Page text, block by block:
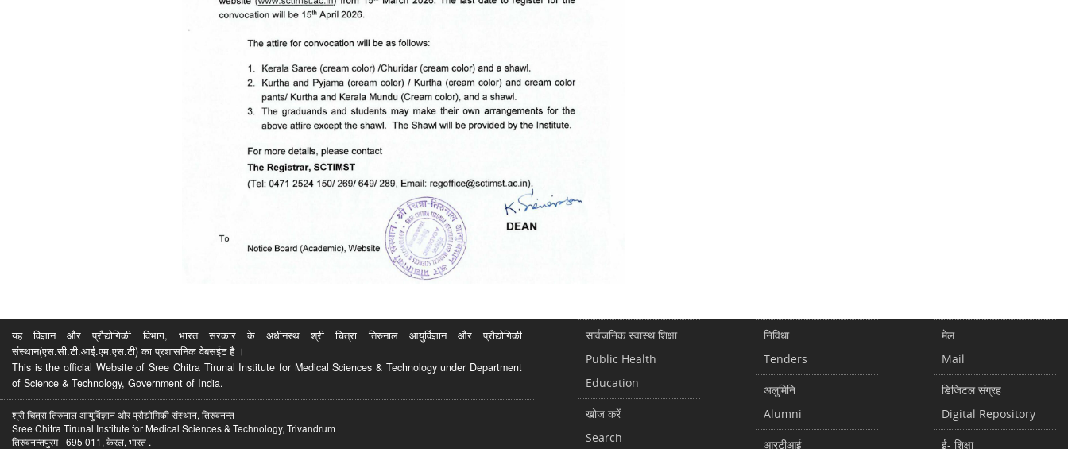
यह विज्ञान और प्रौद्योगिकी विभाग, भारत सरकार के अधीनस्थ श्री चित्रा तिरुनाल आयुर्विज्ञान और प्रौद्योगिकी
संस्थान(एस.सी.टी.आई.एम.एस.टी) का प्रशासनिक वेबसईट है ।
This is the official Website of Sree Chitra Tirunal Institute for Medical Sciences & Technology under Department
of Science & Technology, Government of India.
श्री चित्रा तिरुनाल आयुर्विज्ञान और प्रौद्योगिकी संस्थान, तिरुवनन्त
Sree Chitra Tirunal Institute for Medical Sciences & Technology, Trivandrum
तिरुवनन्तपुरम - 695 011, केरल, भारत .
सार्वजनिक स्वास्थ शिक्षा
Public Health
Education
खोज करें
Search
निविधा
Tenders
अलुमिनि
Alumni
आरटीआई
मेल
Mail
डिजिटल संग्रह
Digital Repository
ई- शिक्षा